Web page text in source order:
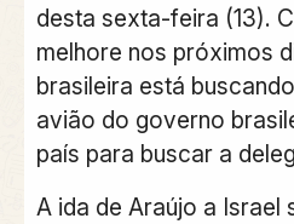
desta sexta-feira (13).
melhore nos próximos
brasileira está
avião do governo
país para buscar a
A ida de Araújo a Israel